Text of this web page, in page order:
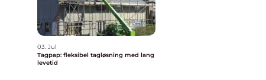
03. Jul
Tagpap: fleksibel tagløsning med lang
levetid